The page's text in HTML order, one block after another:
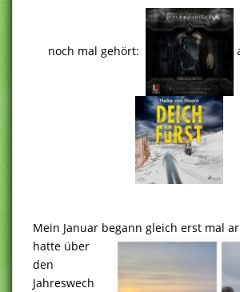
noch mal gehört:
Mein Januar begann gleich erst mal
hatte über
den
Jahreswech